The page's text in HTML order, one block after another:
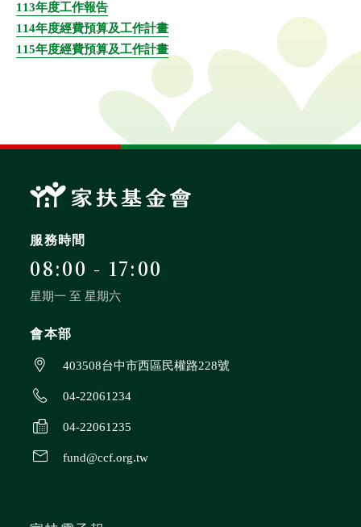
搜尋
熱門關鍵字
用愛包圍 公益 義賣品
無窮 兒童保護
113年度工作報告
114年度經費預算及工作計畫
115年度經費預算及工作計畫
服務時間
08:00 - 17:00
星期一 至 星期六
會本部
403508台中市西區民權路228號
04-22061234
04-22061235
fund@ccf.org.tw